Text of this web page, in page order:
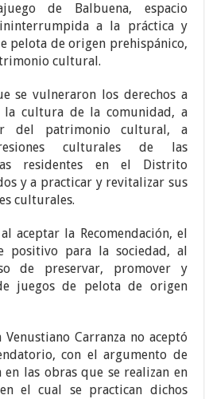
de Balbuena, espacio
a la práctica y
pelota de origen prehispánico,
cultural.
se vulneraron los derechos a
cultura de la comunidad, a
del patrimonio cultural, a
culturales de las
residentes en el Distrito
y a practicar y revitalizar sus
culturales.
aceptar la Recomendación, el
positivo para la sociedad, al
de preservar, promover y
juegos de pelota de origen
Venustiano Carranza no aceptó
con el argumento de
las obras que se realizan en
el cual se practican dichos